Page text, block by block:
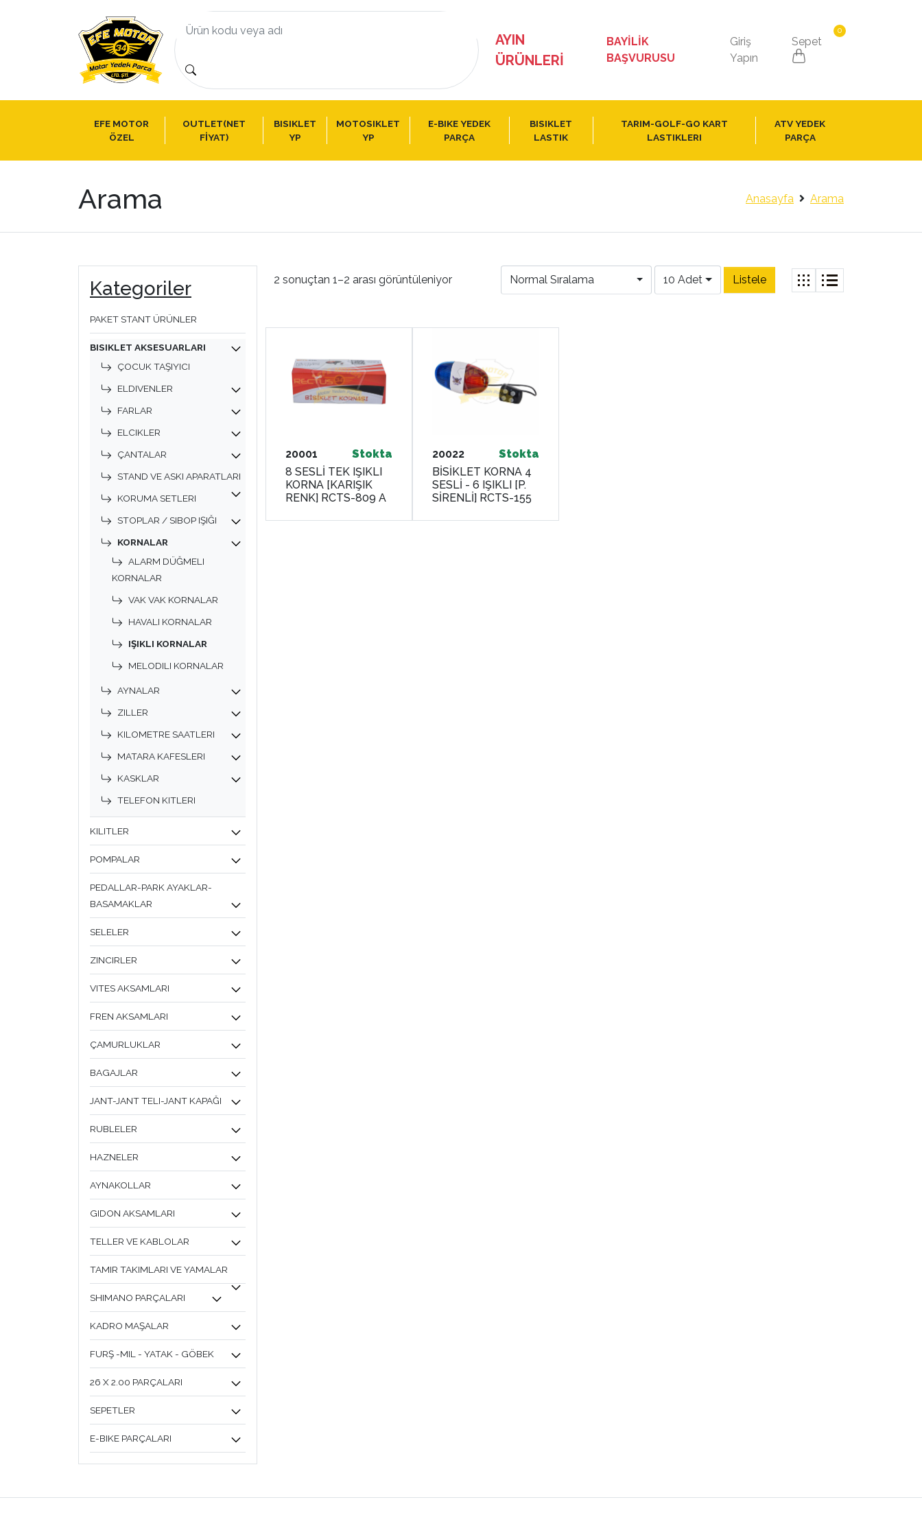
AYIN
ÜRÜNLERI
BAYİLİK
BAŞVURUSU
Giriş
Yapın
Sepet
0
EFE MOTOR
ÖZEL
OUTLET(NET
FİYAT)
BISIKLET
YP
MOTOSIKLET
YP
E-BIKE YEDEK
PARÇA
BISIKLET
LASTIK
TARIM-GOLF-GO KART
LASTIKLERI
ATV YEDEK
PARÇA
Arama Anasayfa Arama
Kategoriler
PAKET STANT ÜRÜNLER
BISIKLET AKSESUARLARI
ÇOCUK TAŞIYICI
ELDIVENLER
FARLAR
ELCIKLER
ÇANTALAR
STAND VE ASKI APARATLARI
KORUMA SETLERI
STOPLAR / SIBOP IŞIĞI
KORNALAR
ALARM DÜĞMELI
KORNALAR
VAK VAK KORNALAR
HAVALI KORNALAR
IŞIKLI KORNALAR
MELODILI KORNALAR
AYNALAR
ZILLER
KILOMETRE SAATLERI
MATARA KAFESLERI
KASKLAR
TELEFON KITLERI
KILITLER
POMPALAR
PEDALLAR-PARK AYAKLAR-
BASAMAKLAR
SELELER
ZINCIRLER
VITES AKSAMLARI
FREN AKSAMLARI
ÇAMURLUKLAR
BAGAJLAR
JANT-JANT TELI-JANT KAPAĞI
RUBLELER
HAZNELER
AYNAKOLLAR
GIDON AKSAMLARI
TELLER VE KABLOLAR
TAMIR TAKIMLARI VE YAMALAR
SHIMANO PARÇALARI
KADRO MAŞALAR
FURŞ -MIL - YATAK - GÖBEK
26 X 2.00 PARÇALARI
SEPETLER
E-BIKE PARÇALARI
2 sonuçtan 1–2 arası görüntüleniyor Normal Sıralama 10 Adet
20001
Stokta
8 SESLİ TEK IŞIKLI
KORNA [KARIŞIK
RENK] RCTS-809 A
20022
Stokta
BİSİKLET KORNA 4
SESLİ - 6 IŞIKLI [P.
SİRENLİ] RCTS-155